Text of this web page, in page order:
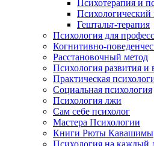
Психотерапия и
Психологический
Гештальт-терапия
Психология для
Когнитивно-
Расстановочный метод
Психология развития и
Практическая
Социальная психология
Психология лжи
Сам себе психолог
Мастера Психологии
Книги Рюты Кавашимы
Психология на каждый